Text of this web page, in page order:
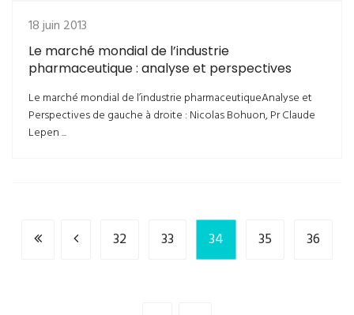
18 juin 2013
Le marché mondial de l’industrie
pharmaceutique : analyse et perspectives
Le marché mondial de l’industrie pharmaceutiqueAnalyse et
Perspectives de gauche à droite : Nicolas Bohuon, Pr Claude
Lepen ...
32 33 34 35 36